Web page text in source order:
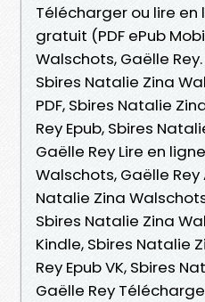
Télécharger ou lire en
gratuit (PDF ePub
Walschots, Gaëlle Rey.
Sbires Natalie Zina
PDF, Sbires Natalie
Rey Epub, Sbires
Gaëlle Rey Lire en
Walschots, Gaëlle
Natalie Zina
Sbires Natalie Zina
Kindle, Sbires Natalie
Rey Epub VK, Sbires
Gaëlle Rey